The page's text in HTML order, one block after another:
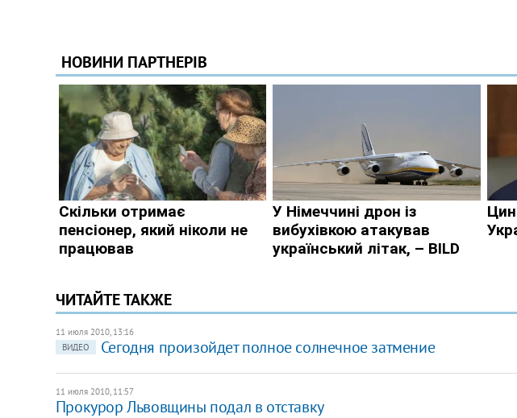
ЧИТАЙТЕ ТАКЖЕ
11 июля 2010, 13:16
ВИДЕО
Сегодня произойдет полное солнечное затмение
11 июля 2010, 11:57
Прокурор Львовщины подал в отставку